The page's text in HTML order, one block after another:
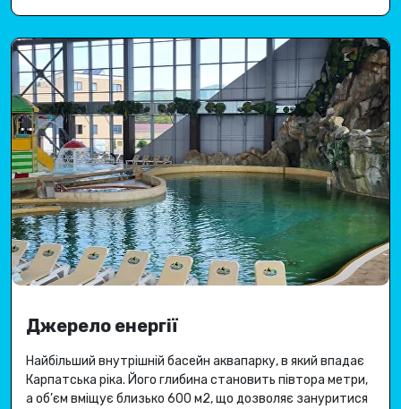
Джерело енергії
Найбільший внутрішній басейн аквапарку, в який впадає
Карпатська ріка. Його глибина становить півтора метри,
а об’єм вміщує близько 600 м2, що дозволяє зануритися